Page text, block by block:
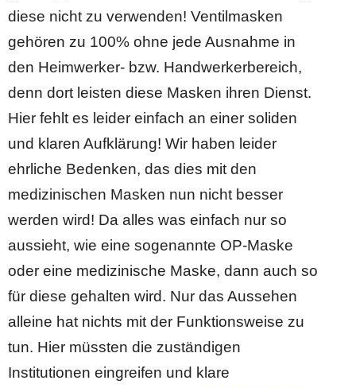
diese nicht zu verwenden! Ventilmasken
gehören zu 100% ohne jede Ausnahme in
den Heimwerker- bzw. Handwerkerbereich,
denn dort leisten diese Masken ihren Dienst.
Hier fehlt es leider einfach an einer soliden
und klaren Aufklärung! Wir haben leider
ehrliche Bedenken, das dies mit den
medizinischen Masken nun nicht besser
werden wird! Da alles was einfach nur so
aussieht, wie eine sogenannte OP-Maske
oder eine medizinische Maske, dann auch so
für diese gehalten wird. Nur das Aussehen
alleine hat nichts mit der Funktionsweise zu
tun. Hier müssten die zuständigen
Institutionen eingreifen und klare